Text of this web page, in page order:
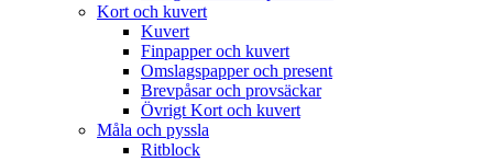
Kort och kuvert
Kuvert
Finpapper och kuvert
Omslagspapper och present
Brevpåsar och provsäckar
Övrigt Kort och kuvert
Måla och pyssla
Ritblock